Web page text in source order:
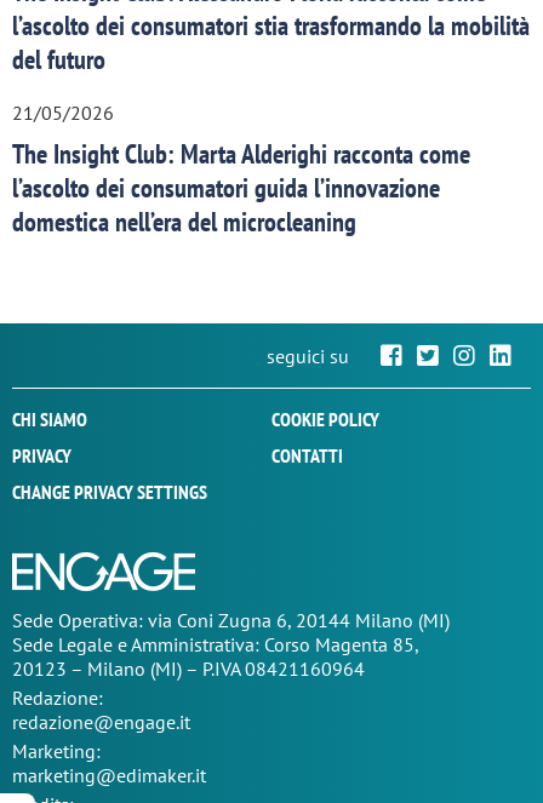
l’ascolto dei consumatori stia trasformando la mobilità
del futuro
21/05/2026
The Insight Club: Marta Alderighi racconta come
l’ascolto dei consumatori guida l’innovazione
domestica nell’era del microcleaning
seguici su
CHI SIAMO
COOKIE POLICY
PRIVACY
CONTATTI
CHANGE PRIVACY SETTINGS
Sede Operativa: via Coni Zugna 6, 20144 Milano (MI)
Sede Legale e Amministrativa: Corso Magenta 85,
20123 – Milano (MI) – P.IVA 08421160964
Redazione:
redazione@engage.it
Marketing:
marketing@edimaker.it